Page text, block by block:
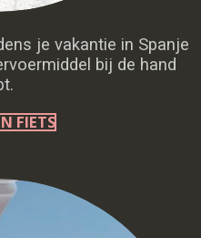
je vakantie in Spanje
bij de hand
FIETS